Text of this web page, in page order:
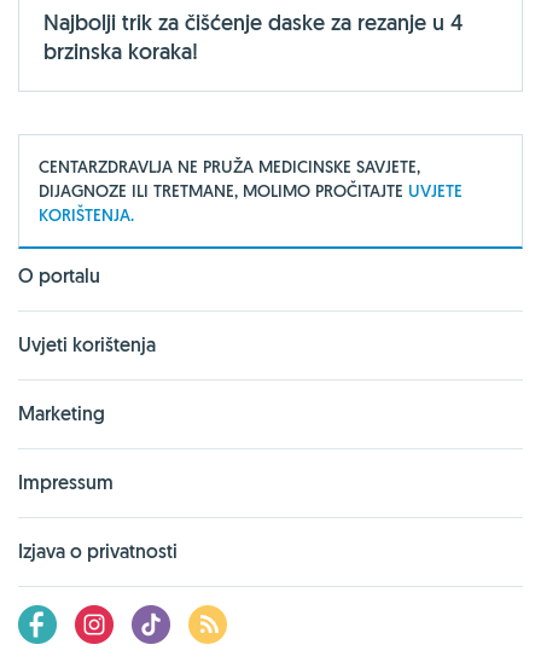
Najbolji trik za čišćenje daske za rezanje u 4
brzinska koraka!
CENTARZDRAVLJA NE PRUŽA MEDICINSKE SAVJETE,
DIJAGNOZE ILI TRETMANE, MOLIMO PROČITAJTE UVJETE
KORIŠTENJA.
O portalu
Uvjeti korištenja
Marketing
Impressum
Izjava o privatnosti